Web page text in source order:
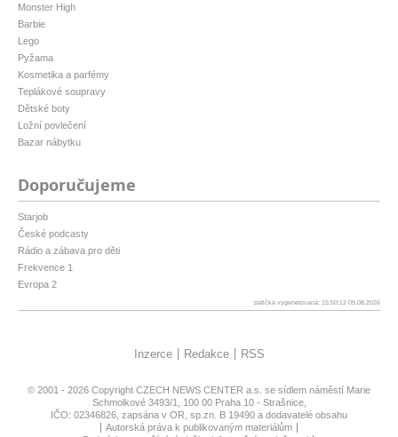
Monster High
Barbie
Lego
Pyžama
Kosmetika a parfémy
Teplákové soupravy
Dětské boty
Ložní povlečení
Bazar nábytku
Doporučujeme
Starjob
České podcasty
Rádio a zábava pro děti
Frekvence 1
Evropa 2
patička vygenerovaná: 15:50:12 09.08.2026
Inzerce Redakce RSS
© 2001 - 2026 Copyright CZECH NEWS CENTER a.s. se sídlem náměstí Marie
Schmolkové 3493/1, 100 00 Praha 10 - Strašnice,
IČO: 02346826, zapsána v OR, sp.zn. B 19490 a dodavatelé obsahu
Autorská práva k publikovaným materiálům